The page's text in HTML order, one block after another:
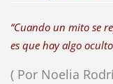
“Cuando un mito se
es que hay algo
( Por Noelia